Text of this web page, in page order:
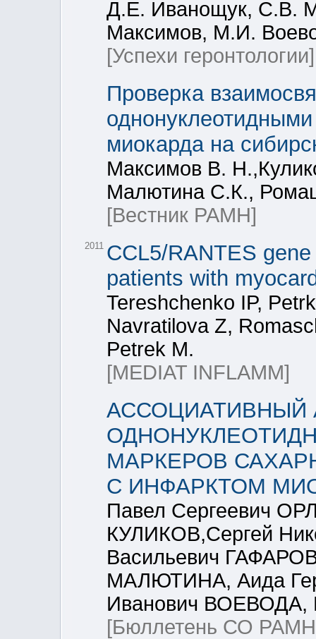
Д.Е. Иванощук, С.В.
Максимов, М.И.
[Успехи геронтологии]
Проверка
миокарда на
Максимов В.
Малютина С.К.,
[Вестник РАМН]
2011 CCL5/RANTES
patients with
Tereshchenko IP,
Navratilova Z,
Petrek M.
[MEDIAT INFLAMM]
АССОЦИАТИВНЫЙ
МАРКЕРОВ
С ИНФАРКТОМ
Павел Сергеевич
КУЛИКОВ,Сергей
Васильевич
МАЛЮТИНА, Аида
Иванович
[Бюллетень СО